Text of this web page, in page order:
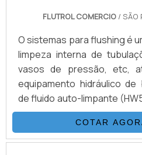
FLUTROL COMERCIO / SÃO
O sistemas para flushing é
limpeza interna de
vasos de pressão, etc,
equipamento hidráulico de
de fluido auto-limpante
pressão e vazão. Com
uma classe de limpeza
com os procedimentos
COTAR